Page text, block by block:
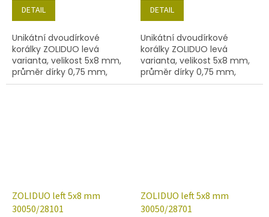
DETAIL
Unikátní dvoudírkové
korálky ZOLIDUO levá
varianta, velikost 5x8 mm,
průměr dírky 0,75 mm,
obsah balení 20 ks nebo
DETAIL
Unikátní dvoudírkové
korálky ZOLIDUO levá
varianta, velikost 5x8 mm,
průměr dírky 0,75 mm,
obsah balení 20 ks nebo
ZOLIDUO left 5x8 mm
30050/28101
ZOLIDUO left 5x8 mm
30050/28701